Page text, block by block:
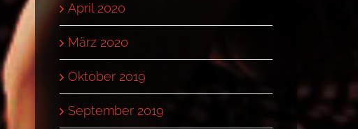
April 2020
März 2020
Oktober 2019
September 2019